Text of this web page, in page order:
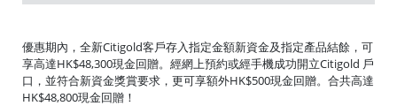
優惠期內，全新Citigold客戶存入指定金額新資金及指定產品結餘，可
享高達HK$48,300現金回贈。經網上預約或經手機成功開立Citigold 戶
口，並符合新資金獎賞要求，更可享額外HK$500現金回贈。合共高達
HK$48,800現金回贈！